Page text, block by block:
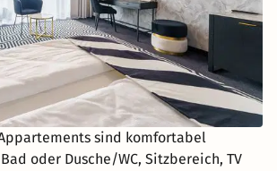
sind komfortabel
oder Dusche/WC, Sitzbereich, TV